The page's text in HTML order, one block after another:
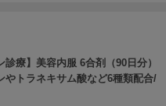
診療】美容内服 6合剤（90日分）
やトラネキサム酸など6種類配合/